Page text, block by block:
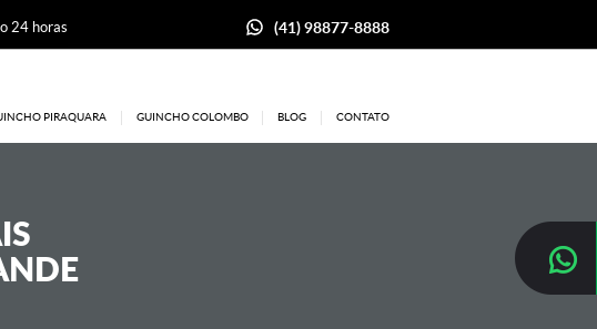
24 horas (41) 98877-8888
PIRAQUARA GUINCHO COLOMBO BLOG CONTATO